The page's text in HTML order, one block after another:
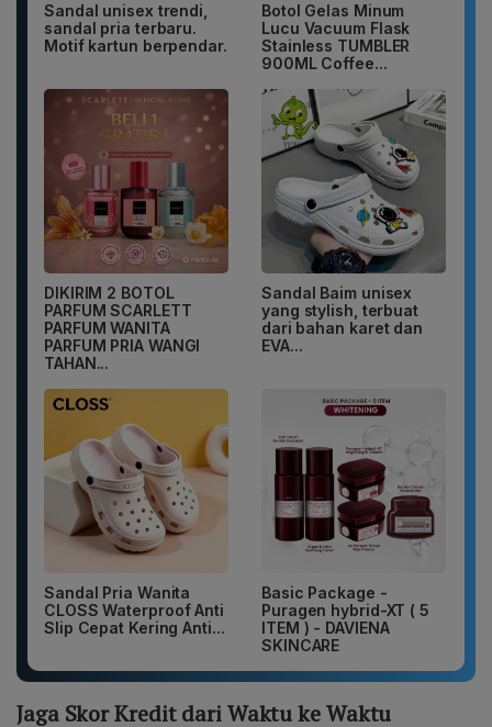
Sandal unisex trendi,
sandal pria terbaru.
Motif kartun berpendar.
Botol Gelas Minum
Lucu Vacuum Flask
Stainless TUMBLER
900ML Coffee...
DIKIRIM 2 BOTOL
PARFUM SCARLETT
PARFUM WANITA
PARFUM PRIA WANGI
TAHAN...
Sandal Baim unisex
yang stylish, terbuat
dari bahan karet dan
EVA...
Sandal Pria Wanita
CLOSS Waterproof Anti
Slip Cepat Kering Anti...
Basic Package -
Puragen hybrid-XT ( 5
ITEM ) - DAVIENA
SKINCARE
Jaga Skor Kredit dari Waktu ke Waktu